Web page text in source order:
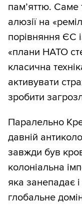
пам’яттю. Саме
алюзії на
порівняння ЄС
«плани НАТО
класична
активувати
зробити
Паралельно
давній
завжди був
колоніальна
яка занепадає
глобальне